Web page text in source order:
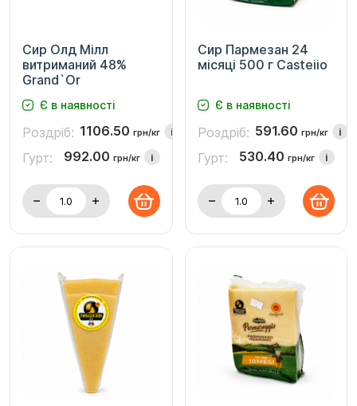
Сир Олд Мілл
витриманий 48%
Grand`Or
Є в наявності
Роздріб: 1106.50 грн/кг i
Гурт: 992.00 грн/кг i
Сир Пармезан 24
місяці 500 г Casteiio
Є в наявності
Роздріб: 591.60 грн/кг i
Гурт: 530.40 грн/кг i